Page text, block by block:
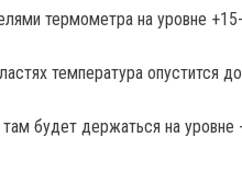
термометра на уровне
температура опустится
будет держаться на уровне